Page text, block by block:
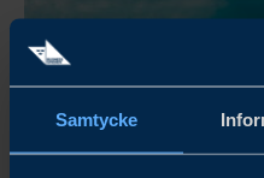
Samtycke
09:30 - 14:00 IST